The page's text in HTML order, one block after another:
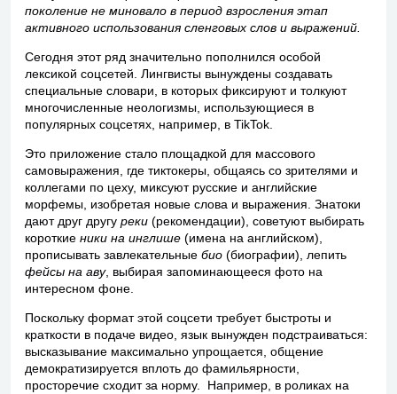
поколение не миновало в период взросления этап
активного использования сленговых слов и выражений.
Сегодня этот ряд значительно пополнился особой
лексикой соцсетей. Лингвисты вынуждены создавать
специальные словари, в которых фиксируют и толкуют
многочисленные неологизмы, использующиеся в
популярных соцсетях, например, в TikTok.
Это приложение стало площадкой для массового
самовыражения, где тиктокеры, общаясь со зрителями и
коллегами по цеху, миксуют русские и английские
морфемы, изобретая новые слова и выражения. Знатоки
дают друг другу реки (рекомендации), советуют выбирать
короткие ники на инглише (имена на английском),
прописывать завлекательные био (биографии), лепить
фейсы на аву, выбирая запоминающееся фото на
интересном фоне.
Поскольку формат этой соцсети требует быстроты и
краткости в подаче видео, язык вынужден подстраиваться:
высказывание максимально упрощается, общение
демократизируется вплоть до фамильярности,
просторечие сходит за норму. Например, в роликах на